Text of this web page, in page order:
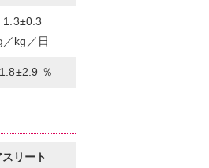
1.3±0.3
／kg／日
％
リート